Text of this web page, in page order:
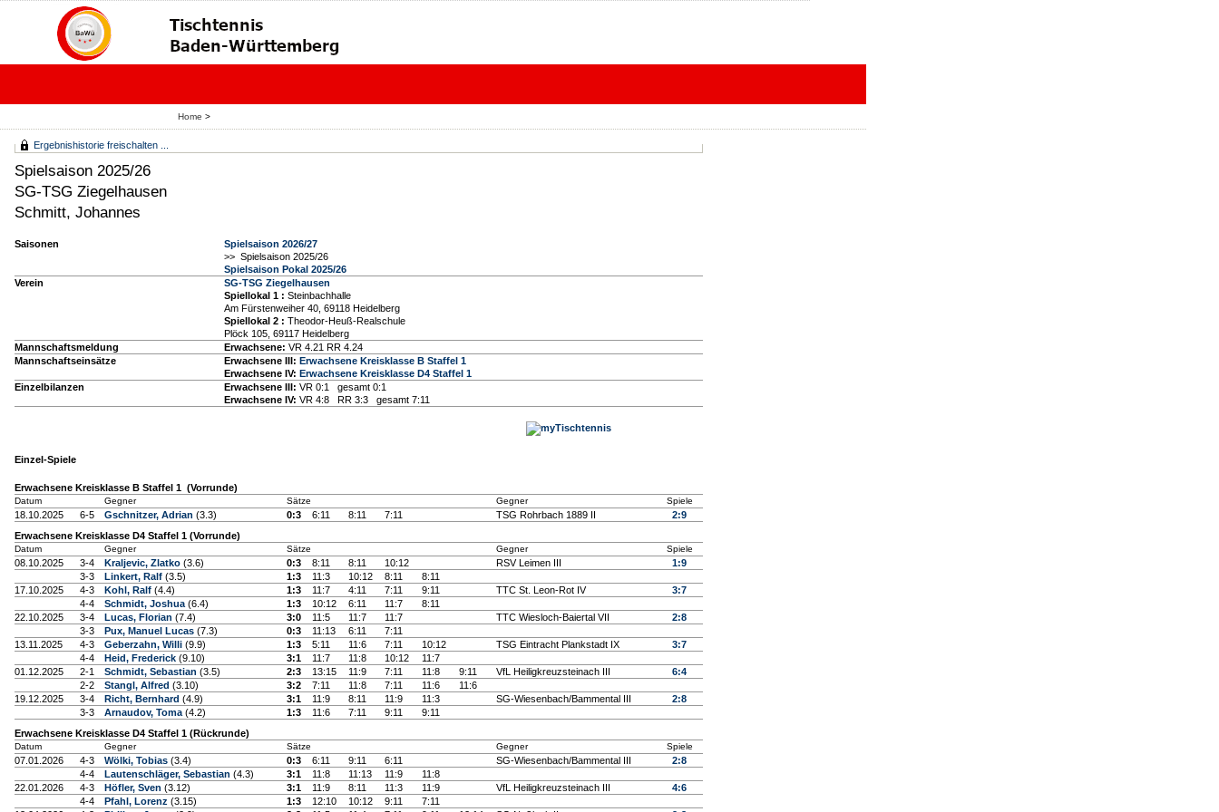
Home >
Ergebnishistorie freischalten ...
Spielsaison 2025/26
SG-TSG Ziegelhausen
Schmitt, Johannes
Saisonen
Spielsaison 2026/27
>> Spielsaison 2025/26
Spielsaison Pokal 2025/26
Verein
SG-TSG Ziegelhausen
Spiellokal 1 : Steinbachhalle
Am Fürstenweiher 40, 69118 Heidelberg
Spiellokal 2 : Theodor-Heuß-Realschule
Plöck 105, 69117 Heidelberg
Mannschaftsmeldung
Erwachsene: VR 4.21 RR 4.24
Mannschaftseinsätze
Erwachsene III: Erwachsene Kreisklasse B Staffel 1
Erwachsene IV: Erwachsene Kreisklasse D4 Staffel 1
Einzelbilanzen
Erwachsene III: VR 0:1 gesamt 0:1
Erwachsene IV: VR 4:8 RR 3:3 gesamt 7:11
Einzel-Spiele
Erwachsene Kreisklasse B Staffel 1 (Vorrunde)
Datum Gegner Sätze Gegner Spiele
18.10.2025 6-5 Gschnitzer, Adrian (3.3) 0:3 6:11 8:11 7:11 TSG Rohrbach 1889 II
2:9
Erwachsene Kreisklasse D4 Staffel 1 (Vorrunde)
Datum Gegner Sätze Gegner Spiele
08.10.2025 3-4 Kraljevic, Zlatko (3.6) 0:3 8:11 8:11 10:12 RSV Leimen III
1:9
3-3
Linkert, Ralf (3.5) 1:3 11:3 10:12 8:11
8:11
17.10.2025
4-3 Kohl, Ralf (4.4) 1:3 11:7 4:11 7:11 9:11 TTC St. Leon-Rot IV
3:7
4-4
Schmidt, Joshua (6.4) 1:3 10:12 6:11 11:7
8:11
22.10.2025
3-4 Lucas, Florian (7.4) 3:0 11:5 11:7 11:7 TTC Wiesloch-Baiertal VII
2:8
3-3
Pux, Manuel Lucas (7.3) 0:3 11:13 6:11
7:11
13.11.2025
4-3 Geberzahn, Willi (9.9) 1:3 5:11 11:6 7:11 10:12 TSG Eintracht Plankstadt IX
3:7
4-4
Heid, Frederick (9.10) 3:1 11:7 11:8 10:12
11:7
01.12.2025
2-1 Schmidt, Sebastian (3.5) 2:3 13:15 11:9 7:11 11:8 9:11 VfL Heiligkreuzsteinach III
6:4
2-2
Stangl, Alfred (3.10) 3:2 7:11 11:8 7:11 11:6
11:6
19.12.2025
3-4 Richt, Bernhard (4.9) 3:1 11:9 8:11 11:9 11:3 SG-Wiesenbach/Bammental III
2:8
3-3
Arnaudov, Toma (4.2) 1:3 11:6 7:11 9:11
9:11
Erwachsene Kreisklasse D4 Staffel 1 (Rückrunde)
Datum Gegner Sätze Gegner Spiele
07.01.2026 4-3 Wölki, Tobias (3.4) 0:3 6:11 9:11 6:11 SG-Wiesenbach/Bammental III
2:8
4-4
Lautenschläger, Sebastian (4.3) 3:1 11:8 11:13 11:9
11:8
22.01.2026
4-3 Höfler, Sven (3.12) 3:1 11:9 8:11 11:3 11:9 VfL Heiligkreuzsteinach III
4:6
4-4
Pfahl, Lorenz (3.15) 1:3 12:10 10:12 9:11
7:11